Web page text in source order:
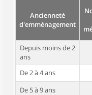
Ancienneté
d'emménagement
Depuis moins de 2
ans
De 2 à 4 ans
De 5 à 9 ans